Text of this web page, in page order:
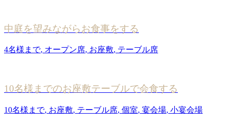
中庭を望みながらお食事をする
4名様まで, オープン席, お座敷, テーブル席
10名様までのお座敷テーブルで会食する
10名様まで, お座敷, テーブル席, 個室, 宴会場, 小宴会場